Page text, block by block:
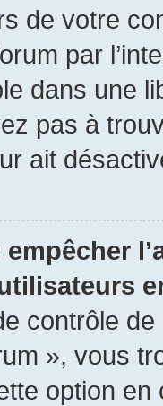
de votre
par
dans une
pas à
ait
contrôle
», vous
option